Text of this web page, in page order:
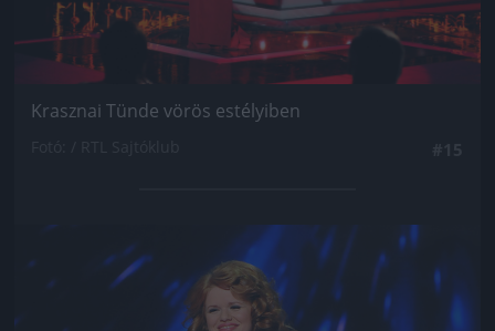
Krasznai Tünde vörös estélyiben
Jön még kép!